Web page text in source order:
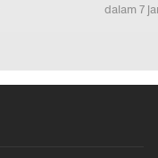
dalam 7